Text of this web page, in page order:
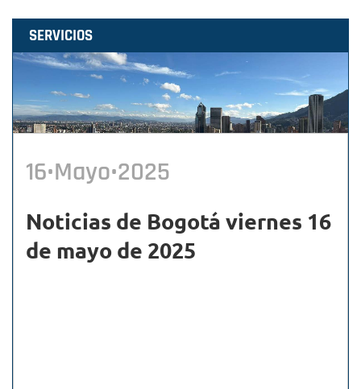
SERVICIOS
16•Mayo•2025
Noticias de Bogotá viernes 16
de mayo de 2025